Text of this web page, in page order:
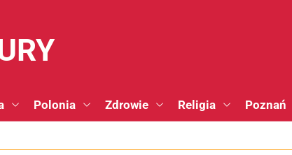
Polonia Zdrowie Religia Poznań